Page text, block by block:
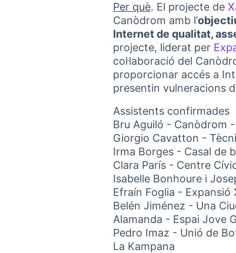
Per què. El projecte de
Canòdrom amb l’
Internet de qualitat,
projecte, liderat per
col·laboració del
proporcionar accés a
presentin vulneracions
Assistents confirmades
Bru Aguiló - Canòdrom
Giorgio Cavatton -
Irma Borges - Casal de
Clara París - Centre
Isabelle Bonhoure i
Efraín Foglia - Expansió
Belén Jiménez - Una
Alamanda - Espai Jove
Pedro Imaz - Unió de
La Kampana